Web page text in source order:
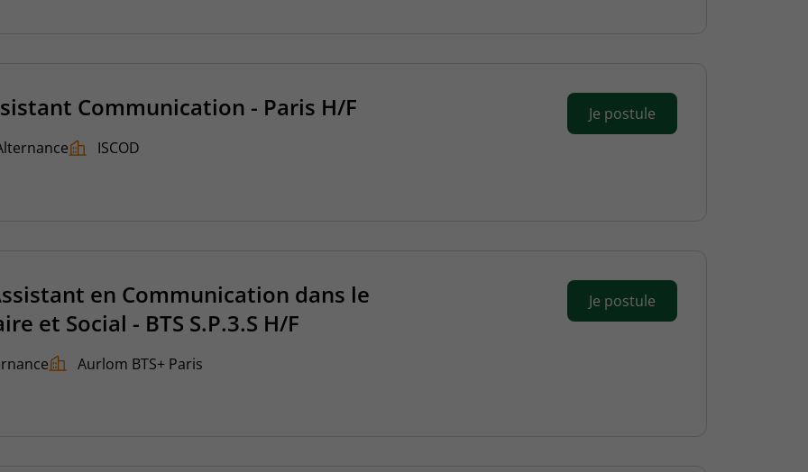
Communication - Paris H/F
ISCOD
Je postule
en Communication dans le
et Social - BTS S.P.3.S H/F
Aurlom BTS+ Paris
Je postule